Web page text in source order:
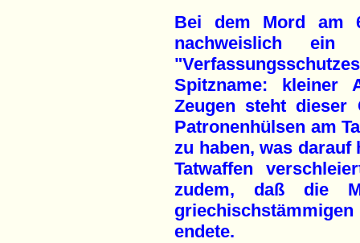
Bei dem Mord am
nachweislich ein
Spitzname: kleiner
Zeugen steht dieser
Patronenhülsen am
zu haben, was
Tatwaffen
zudem, daß die
endete.